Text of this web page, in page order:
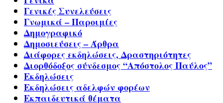
Γενικές Συνελεύσεις
Γνωμικά – Παροιμίες
Δημογραφικό
Δημοσιεύσεις – Άρθρα
Διάφορες εκδηλώσεις, Δραστηριότητες
Διορθόδοξος σύνδεσμος “Απόστολος Παύλος”
Εκδηλώσεις
Εκδηλώσεις αδελφών φορέων
Εκπαιδευτικά θέματα